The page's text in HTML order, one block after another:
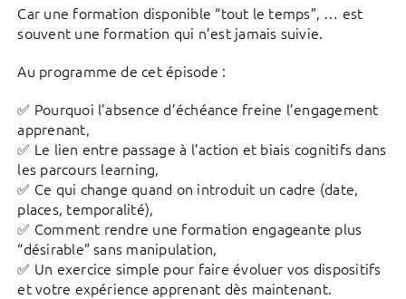
Car une formation disponible “tout le temps”, … est
souvent une formation qui n’est jamais suivie.
Au programme de cet épisode :
✅ Pourquoi l’absence d’échéance freine l’engagement
apprenant,
✅ Le lien entre passage à l’action et biais cognitifs dans
les parcours learning,
✅ Ce qui change quand on introduit un cadre (date,
places, temporalité),
✅ Comment rendre une formation engageante plus
“désirable” sans manipulation,
✅ Un exercice simple pour faire évoluer vos dispositifs
et votre expérience apprenant dès maintenant.